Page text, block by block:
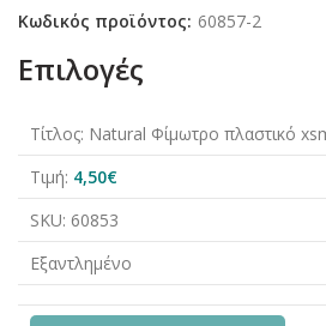
Κωδικός προϊόντος: 60857-2
Επιλογές
Τίτλος: Natural Φίμωτρο πλαστικό
Τιμή: 4,50€
SKU: 60853
Εξαντλημένο